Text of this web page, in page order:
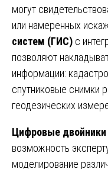
могут
или намеренных
систем (ГИС) с
позволяют
информации:
спутниковые снимки
геодезических
Цифровые двойники
возможность
моделирование